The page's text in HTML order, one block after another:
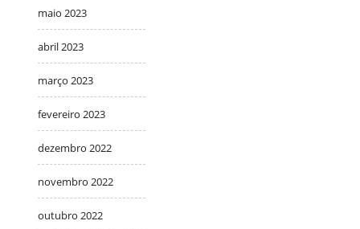
maio 2023
abril 2023
março 2023
fevereiro 2023
dezembro 2022
novembro 2022
outubro 2022